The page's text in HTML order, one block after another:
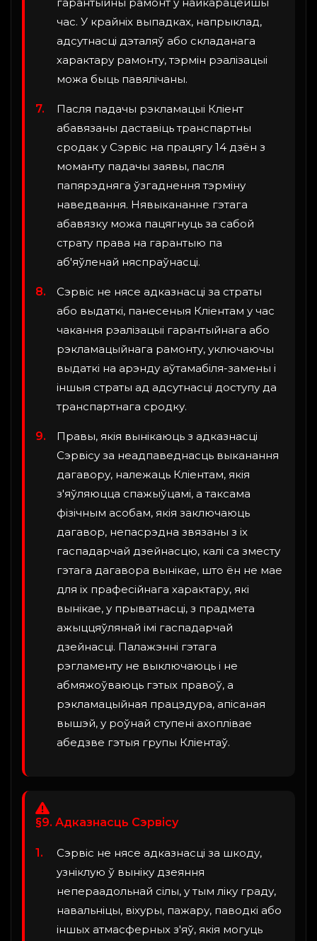
час. У крайніх выпадках, напрыклад,
адсутнасці дэталяў або складанага
характару рамонту, тэрмін рэалізацыі
можа быць павялічаны.
Пасля падачы рэкламацыі Кліент
абавязаны даставіць транспартны
сродак у Сэрвіс на працягу 14 дзён з
моманту падачы заявы, пасля
папярэдняга ўзгаднення тэрміну
наведвання. Нявыкананне гэтага
абавязку можа пацягнуць за сабой
страту права на гарантыю па
аб'яўленай няспраўнасці.
Сэрвіс не нясе адказнасці за страты
або выдаткі, панесеныя Кліентам у час
чакання рэалізацыі гарантыйнага або
рэкламацыйнага рамонту, уключаючы
выдаткі на арэнду аўтамабіля-замены і
іншыя страты ад адсутнасці доступу да
транспартнага сродку.
Правы, якія вынікаюць з адказнасці
Сэрвісу за неадпаведнасць выканання
дагавору, належаць Кліентам, якія
з'яўляюцца спажыўцамі, а таксама
фізічным асобам, якія заключаюць
дагавор, непасрэдна звязаны з іх
гаспадарчай дзейнасцю, калі са зместу
гэтага дагавора вынікае, што ён не мае
для іх прафесійнага характару, які
вынікае, у прыватнасці, з прадмета
ажыццяўлянай імі гаспадарчай
дзейнасці. Палажэнні гэтага
рэгламенту не выключаюць і не
абмяжоўваюць гэтых правоў, а
рэкламацыйная працэдура, апісаная
вышэй, у роўнай ступені ахоплівае
абедзве гэтыя групы Кліентаў.
§9. Адказнасць Сэрвісу
Сэрвіс не нясе адказнасці за шкоду,
узніклую ў выніку дзеяння
непераадольнай сілы, у тым ліку граду,
навальніцы, віхуры, пажару, паводкі або
іншых атмасферных з'яў, якія могуць